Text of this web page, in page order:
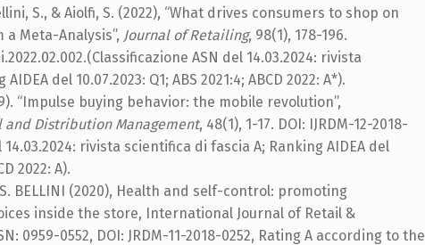
S., & Aiolfi, S. (2022), “What drives consumers to shop on
Meta-Analysis”, Journal of Retailing, 98(1), 178-196.
ASN del 14.03.2024: rivista
del 10.07.2023: Q1; ABS 2021:4; ABCD 2022: A*).
“Impulse buying behavior: the mobile revolution”,
Distribution Management, 48(1), 1-17. DOI: IJRDM-12-2018-
rivista scientifica di fascia A; Ranking AIDEA del
2022: A).
S. BELLINI (2020), Health and self-control: promoting
inside the store, International Journal of Retail &
0959-0552, DOI: JRDM-11-2018-0252, Rating A according to the